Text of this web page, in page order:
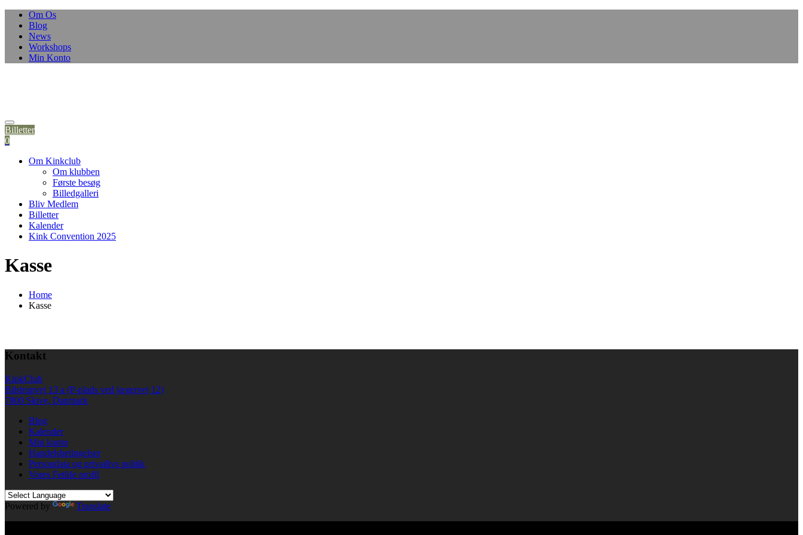
Om Os
Blog
News
Workshops
Min Konto
Billetter
0
Om Kinkclub
Om klubben
Første besøg
Billedgalleri
Bliv Medlem
Billetter
Kalender
Kink Convention 2025
Kasse
Home
Kasse
Kontakt
KinkClub
Bilstrupvej 13 a (P-plads ved jægervej 12)
7800 Skive, Danmark
Blog
Kalender
Min konto
Handelsbetingelser
Persondata og privatlivs politik
Vores Fetlife profil
Powered by
Translate